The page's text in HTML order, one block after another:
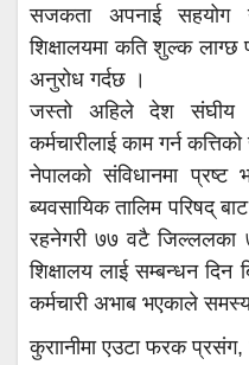
सजकता अपनाई सहयोग
शिक्षालयमा कति शुल्क लाग्छ
अनुरोध गर्दछ ।
जस्तो अहिले देश संघीय
कर्मचारीलाई काम गर्न
नेपालको संविधानमा प्रष्ट
ब्यवसायिक तालिम परिषद्
रहनेगरी ७७ वटै जिल्ललका
शिक्षालय लाई सम्बन्धन दिन
कर्मचारी अभाब भएकाले
कुराानीमा एउटा फरक प्रसंग,